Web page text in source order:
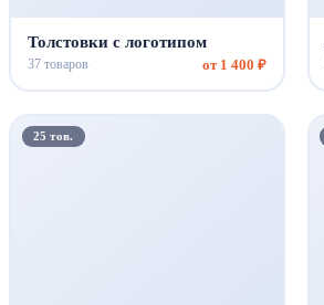
Толстовки с логотипом
37 товаров· от 1 400 ₽
25 тов.